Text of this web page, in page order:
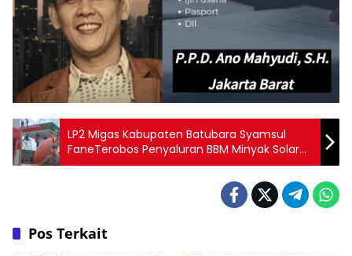
LP2 Migas Kabupaten Batubara Syamsul
FaneTerobos Penyaluran BBM Minyak Solar
Untuk Nelayan
Pos Terkait